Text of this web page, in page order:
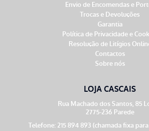
Envio de Encomendas e
Trocas e Devoluções
Garantia
Política de Privacidade e
Resolução de Litígios
Contactos
Sobre nós
LOJA CASCAIS
Rua Machado dos Santos, 85
2775-236 Parede
Telefone: 215 894 893 (chamada fixa